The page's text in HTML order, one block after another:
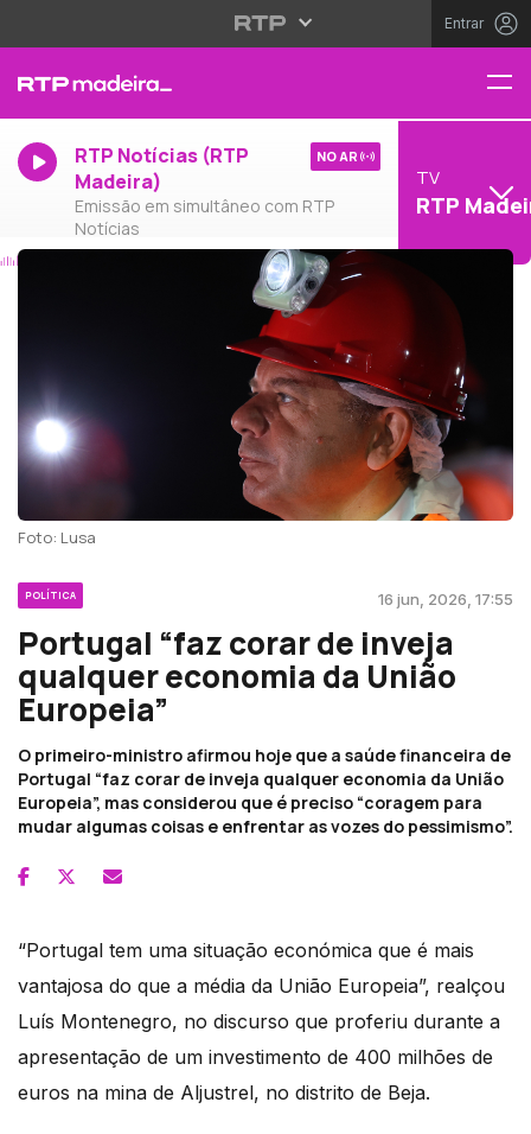
Entrar
RTP Notícias (RTP
Madeira)
Emissão em simultâneo com RTP
Notícias
NO AR
TV
RTP
Foto: Lusa
POLÍTICA 16 jun, 2026, 17:55
Portugal “faz corar de inveja
qualquer economia da União
Europeia”
O primeiro-ministro afirmou hoje que a saúde financeira de
Portugal “faz corar de inveja qualquer economia da União
Europeia”, mas considerou que é preciso “coragem para
mudar algumas coisas e enfrentar as vozes do pessimismo”.
“Portugal tem uma situação económica que é mais
vantajosa do que a média da União Europeia”, realçou
Luís Montenegro, no discurso que proferiu durante a
apresentação de um investimento de 400 milhões de
euros na mina de Aljustrel, no distrito de Beja.